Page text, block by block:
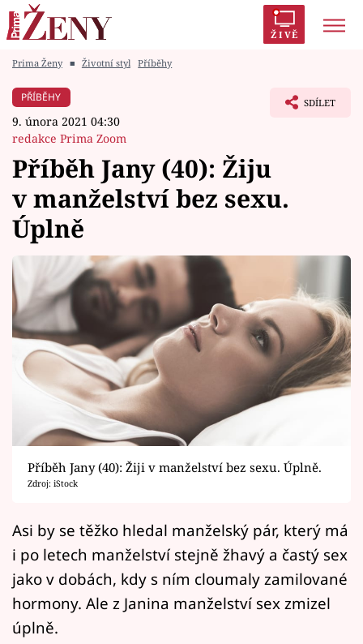
ŽIVĚ
Módní alarm
Témata
Celebrity
Vztahy
Seriály
Horoskopy
Sledujte prima+
Filmový festival Karlovy Vary
Pořady
Mámy sobě
Přihlášení
Sledujte nás
Prima Ženy ■ Životní styl Příběhy
PŘÍBĚHY
9. února 2021 04:30
redakce Prima Zoom
SDÍLET
Příběh Jany (40): Žiju
v manželství bez sexu.
Úplně
Příběh Jany (40): Žiji v manželství bez sexu. Úplně.
Zdroj: iStock
Asi by se těžko hledal manželský pár, který má
i po letech manželství stejně žhavý a častý sex
jako v dobách, kdy s ním cloumaly zamilované
hormony. Ale z Janina manželství sex zmizel
úplně.